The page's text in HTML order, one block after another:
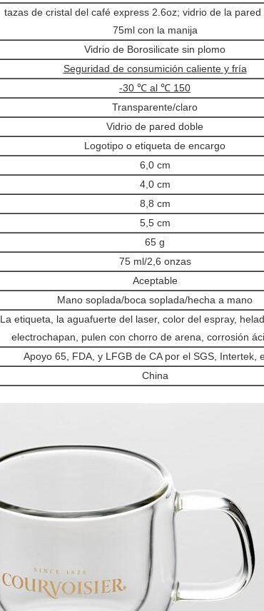
tazas de cristal del café express 2.6oz; vidrio de la pared
75ml con la manija
Vidrio de Borosilicate sin plomo
Seguridad de consumición caliente y fría
-30 ℃ al ℃ 150
Transparente/claro
Vidrio de pared doble
Logotipo o etiqueta de encargo
6,0 cm
4,0 cm
8,8 cm
5,5 cm
65 g
75 ml/2,6 onzas
Aceptable
Mano soplada/boca soplada/hecha a mano
La etiqueta, la aguafuerte del laser, color del espray,
electrochapan, pulen con chorro de arena, corrosión
Apoyo 65, FDA, y LFGB de CA por el SGS, Intertek,
China